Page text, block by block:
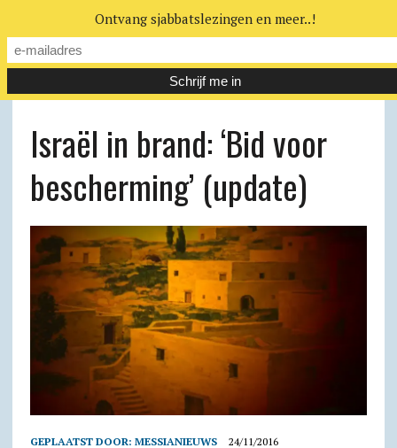
Israël in brand: ‘Bid voor
bescherming’ (update)
GEPLAATST DOOR: MESSIANIEUWS 24/11/2016
Ontvang sjabbatslezingen en meer..!